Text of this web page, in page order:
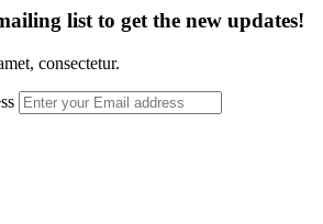
list to get the new updates!
consectetur.